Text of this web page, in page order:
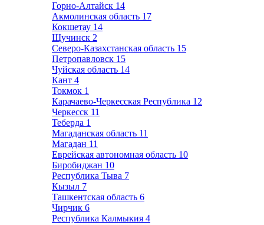
Горно-Алтайск 14
Акмолинская область 17
Кокшетау 14
Щучинск 2
Северо-Казахстанская область 15
Петропавловск 15
Чуйская область 14
Кант 4
Токмок 1
Карачаево-Черкесская Республика 12
Черкесск 11
Теберда 1
Магаданская область 11
Магадан 11
Еврейская автономная область 10
Биробиджан 10
Республика Тыва 7
Кызыл 7
Ташкентская область 6
Чирчик 6
Республика Калмыкия 4